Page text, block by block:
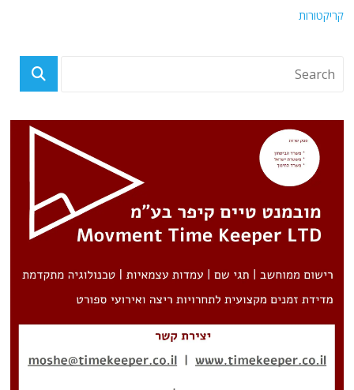
קריקטורות